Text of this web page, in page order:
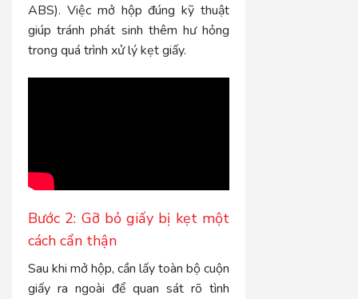
ABS). Việc mở hộp đúng kỹ thuật
giúp tránh phát sinh thêm hư hỏng
trong quá trình xử lý kẹt giấy.
Bước 2: Gỡ bỏ giấy bị kẹt một
cách cẩn thận
Sau khi mở hộp, cần lấy toàn bộ cuộn
giấy ra ngoài để quan sát rõ tình